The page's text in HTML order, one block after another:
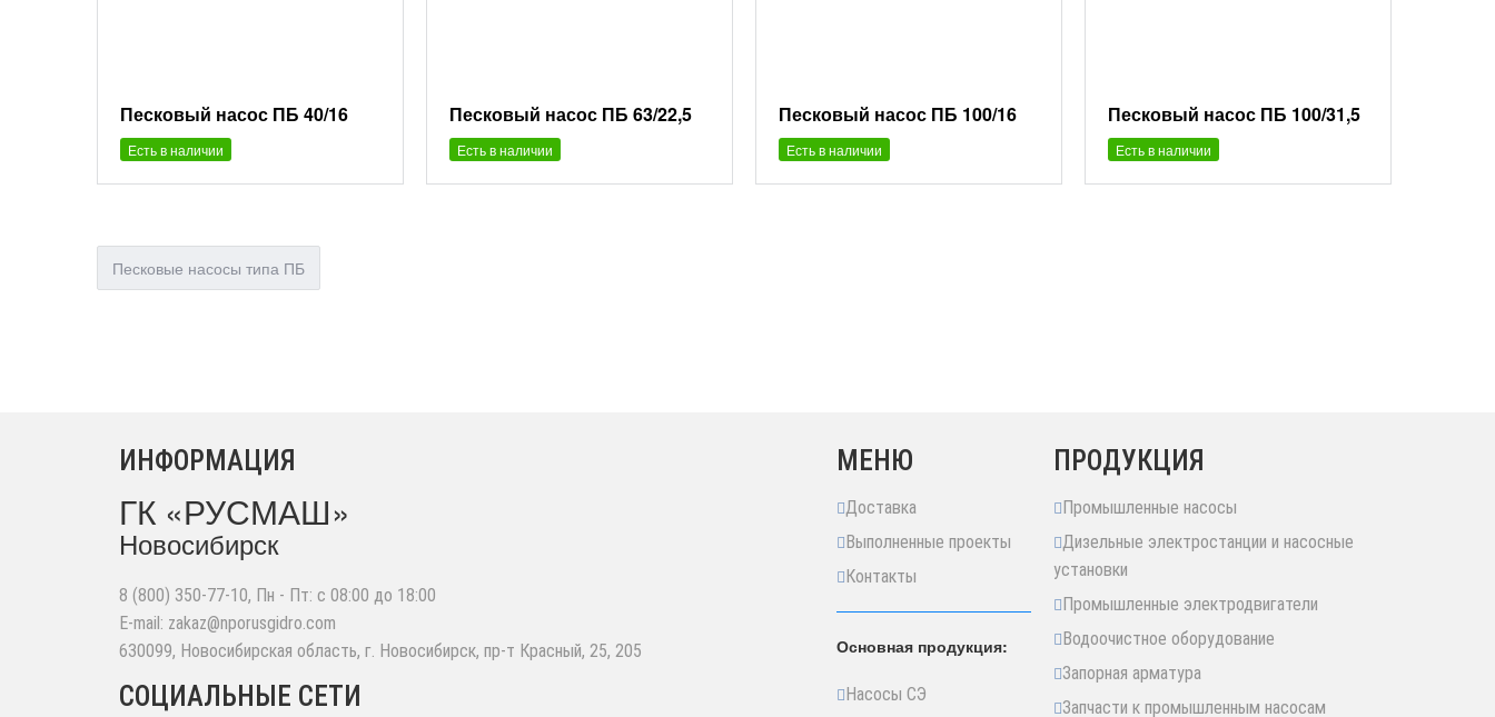
Песковый насос ПБ 40/16
Есть в наличии
Песковый насос ПБ 63/22,5
Есть в наличии
Песковый насос ПБ 100/16
Есть в наличии
Песковый насос ПБ 100/31,5
Есть в наличии
Песковые насосы типа ПБ
ИНФОРМАЦИЯ
ГК «РУСМАШ»
Новосибирск
8 (800) 350-77-10, Пн - Пт: с 08:00 до 18:00
E-mail: zakaz@nporusgidro.com
630099, Новосибирская область, г. Новосибирск, пр-т Красный, 25, 205
СОЦИАЛЬНЫЕ СЕТИ
МЕНЮ
Доставка
Выполненные проекты
Контакты
Основная продукция:
Насосы СЭ
ПРОДУКЦИЯ
Промышленные насосы
Дизельные электростанции и насосные
установки
Промышленные электродвигатели
Водоочистное оборудование
Запорная арматура
Запчасти к промышленным насосам